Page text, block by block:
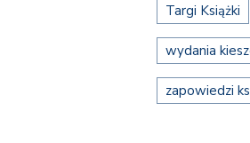
Targi Książki
wydania
zapowiedzi